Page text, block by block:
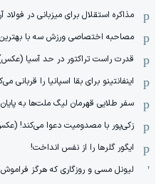
مذاکره استقلال برای میزبانی در فولاد
مصاحبه اختصاصی ورزش سه با
قدرت راست تراکتور در حد آسیا
اینفانتینو برای بقا اسپانیا را قربانی
سفر طلایی قهرمان لیگ ملت‌ها به
زکی‌پور با مصدومیت دعوا می‌کند!
ایگور گلرها را از نفس انداخت!
لیونل مسی و روزگاری که هرگز